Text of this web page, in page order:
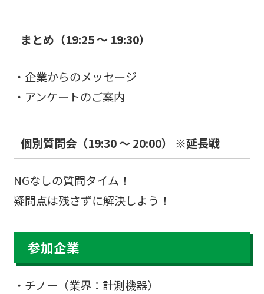
まとめ（19:25 ～ 19:30）
・企業からのメッセージ
・アンケートのご案内
個別質問会（19:30 ～ 20:00） ※延長戦
NGなしの質問タイム！
疑問点は残さずに解決しよう！
参加企業
・チノー（業界：計測機器）